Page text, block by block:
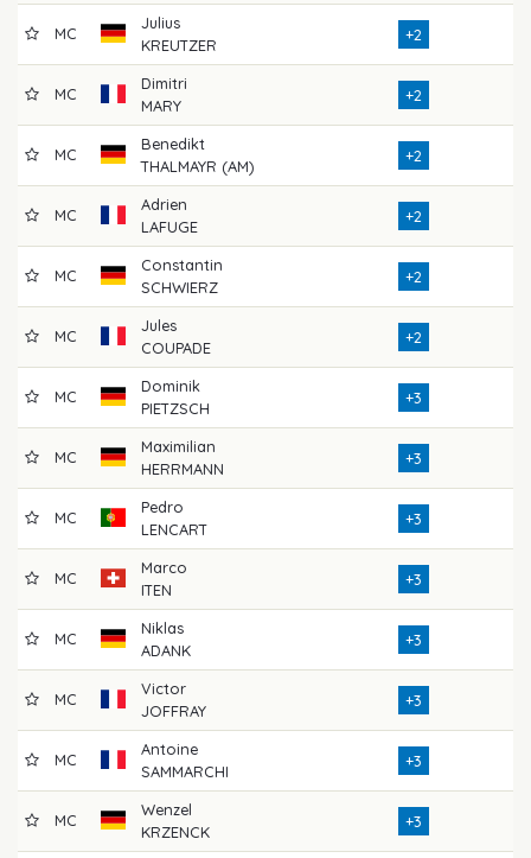
MC
Julius
KREUTZER
+2
MC
Dimitri
MARY
+2
MC
Benedikt
THALMAYR (AM)
+2
MC
Adrien
LAFUGE
+2
MC
Constantin
SCHWIERZ
+2
MC
Jules
COUPADE
+2
MC
Dominik
PIETZSCH
+3
MC
Maximilian
HERRMANN
+3
MC
Pedro
LENCART
+3
MC
Marco
ITEN
+3
MC
Niklas
ADANK
+3
MC
Victor
JOFFRAY
+3
MC
Antoine
SAMMARCHI
+3
MC
Wenzel
KRZENCK
+3